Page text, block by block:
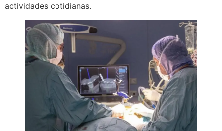
actividades cotidianas.